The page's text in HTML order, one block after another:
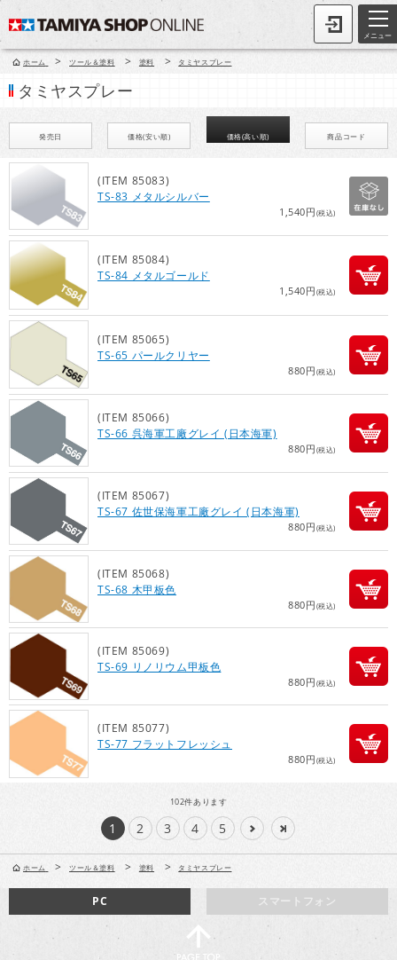
メニュー
ホーム > ツール＆塗料 > 塗料 > タミヤスプレー
タミヤスプレー
発売日 価格(安い順) 価格(高い順) 商品コード
(ITEM 85083)
TS-83 メタルシルバー
1,540円(税込)
(ITEM 85084)
TS-84 メタルゴールド
1,540円(税込)
(ITEM 85065)
TS-65 パールクリヤー
880円(税込)
(ITEM 85066)
TS-66 呉海軍工廠グレイ (日本海軍)
880円(税込)
(ITEM 85067)
TS-67 佐世保海軍工廠グレイ (日本海軍)
880円(税込)
(ITEM 85068)
TS-68 木甲板色
880円(税込)
(ITEM 85069)
TS-69 リノリウム甲板色
880円(税込)
(ITEM 85077)
TS-77 フラットフレッシュ
880円(税込)
102件あります
1 2 3 4 5
ホーム > ツール＆塗料 > 塗料 > タミヤスプレー
スマートフォン
PC